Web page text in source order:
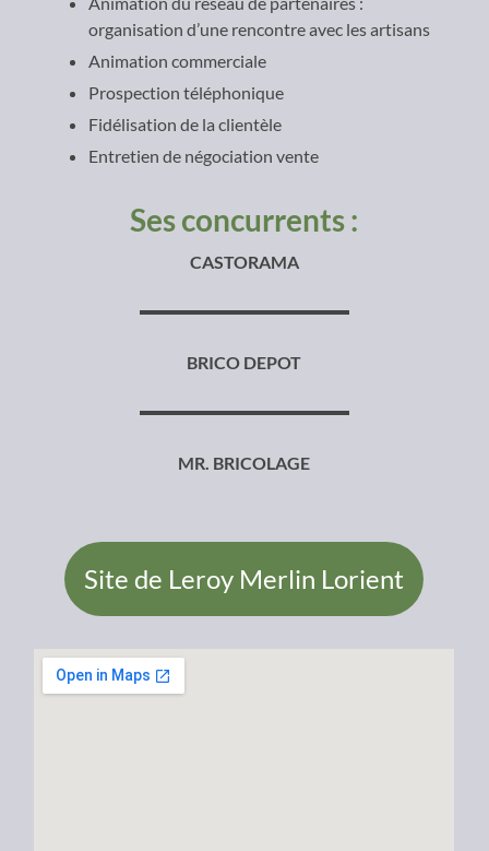
organisation d’une rencontre avec les artisans
Animation commerciale
Prospection téléphonique
Fidélisation de la clientèle
Entretien de négociation vente
Ses concurrents :
CASTORAMA
BRICO DEPOT
MR. BRICOLAGE
Site de Leroy Merlin Lorient